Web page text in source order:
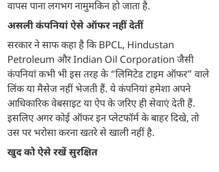
वापस पाना लगभग नामुमकिन हो जाता है.
असली कंपनियां ऐसे ऑफर नहीं देतीं
सरकार ने साफ कहा है कि BPCL, Hindustan
Petroleum और Indian Oil Corporation जैसी
कंपनियां कभी भी इस तरह के “लिमिटेड टाइम ऑफर” वाले
लिंक या मैसेज नहीं भेजती हैं. ये कंपनियां हमेशा अपने
आधिकारिक वेबसाइट या ऐप के जरिए ही सेवाएं देती हैं.
इसलिए अगर कोई ऑफर इन प्लेटफॉर्म के बाहर दिखे, तो
उस पर भरोसा करना खतरे से खाली नहीं है.
खुद को ऐसे रखें सुरक्षित